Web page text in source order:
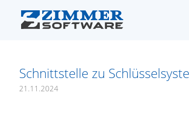
Schnittstelle zu
21.11.2024